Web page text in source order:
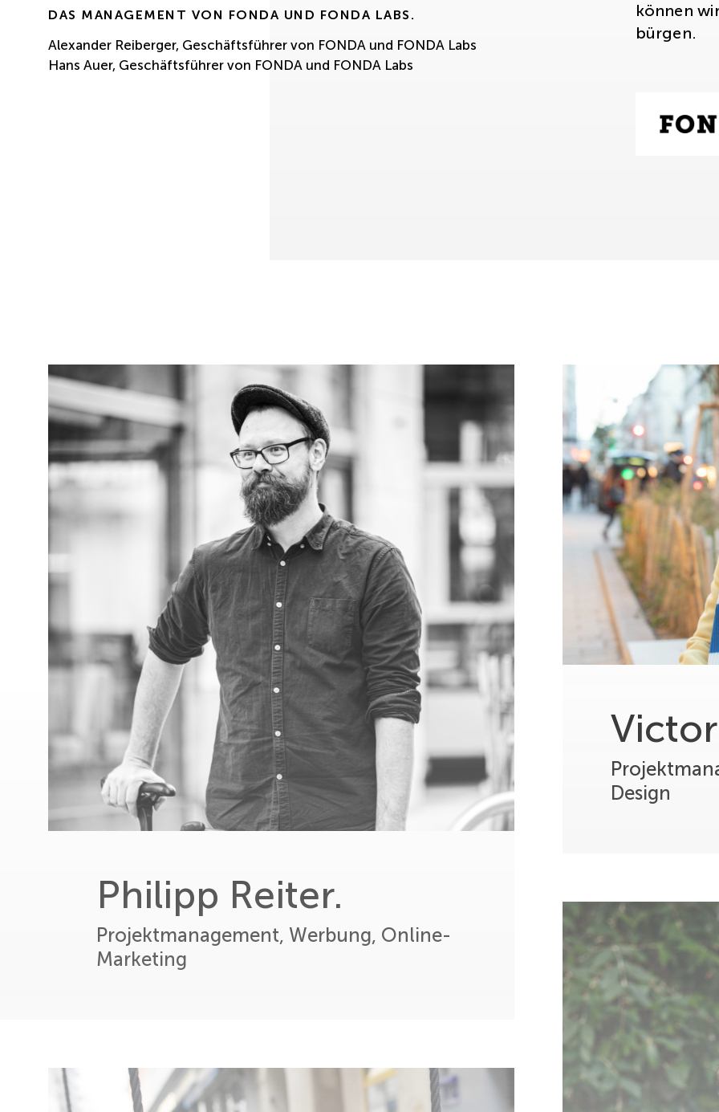
DAS MANAGEMENT VON FONDA UND FONDA LABS.
Alexander Reiberger, Geschäftsführer von FONDA und FONDA Labs
Hans Auer, Geschäftsführer von FONDA und FONDA Labs
können
bürgen.
Philipp Reiter.
Projektmanagement, Werbung, Online-
Marketing
Design